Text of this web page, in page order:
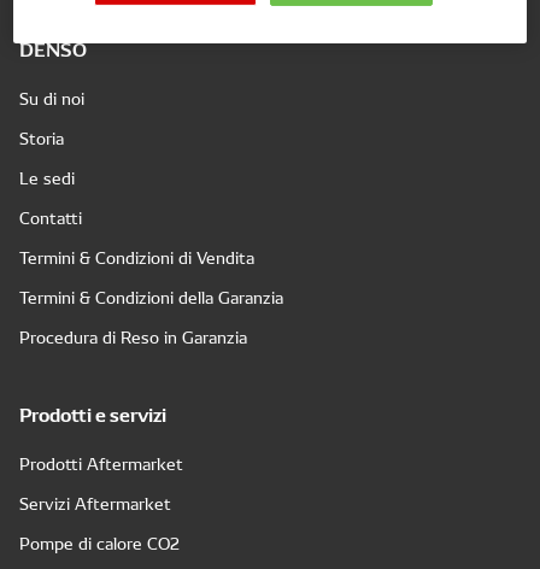
DENSO
Su di noi
Storia
Le sedi
Contatti
Termini & Condizioni di Vendita
Termini & Condizioni della Garanzia
Procedura di Reso in Garanzia
Prodotti e servizi
Prodotti Aftermarket
Servizi Aftermarket
Pompe di calore CO2